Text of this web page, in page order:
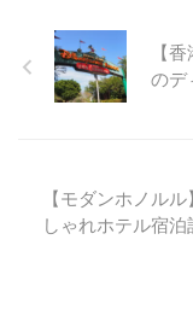
【
のデ
【モダンホノル
しゃれホテル宿泊